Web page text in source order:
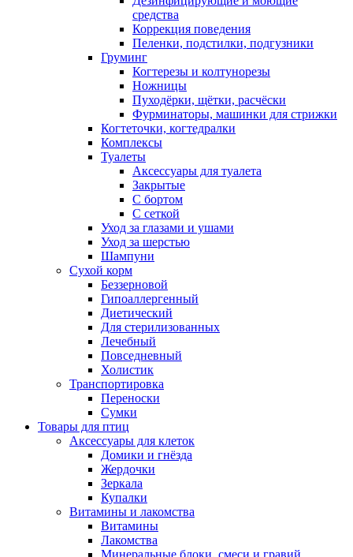
средства
Коррекция поведения
Пеленки, подстилки, подгузники
Груминг
Когтерезы и колтунорезы
Ножницы
Пуходёрки, щётки, расчёски
Фурминаторы, машинки для стрижки
Когтеточки, когтедралки
Комплексы
Туалеты
Аксессуары для туалета
Закрытые
С бортом
С сеткой
Уход за глазами и ушами
Уход за шерстью
Шампуни
Сухой корм
Беззерновой
Гипоаллергенный
Диетический
Для стерилизованных
Лечебный
Повседневный
Холистик
Транспортировка
Переноски
Сумки
Товары для птиц
Аксессуары для клеток
Домики и гнёзда
Жердочки
Зеркала
Купалки
Витамины и лакомства
Витамины
Лакомства
Минеральные блоки, смеси и гравий